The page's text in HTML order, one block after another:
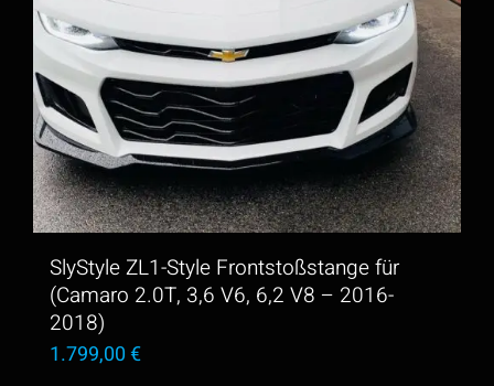
Varianten
auf.
Die
Optionen
können
auf
der
Produktseite
SlyStyle ZL1-Style Frontstoßstange für
(Camaro 2.0T, 3,6 V6, 6,2 V8 – 2016-
2018)
1.799,00€